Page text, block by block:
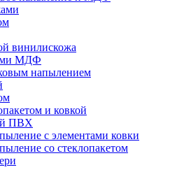
винилискожа
МДФ
напылением
и ковкой
ПВХ
с элементами ковки
со стеклопакетом